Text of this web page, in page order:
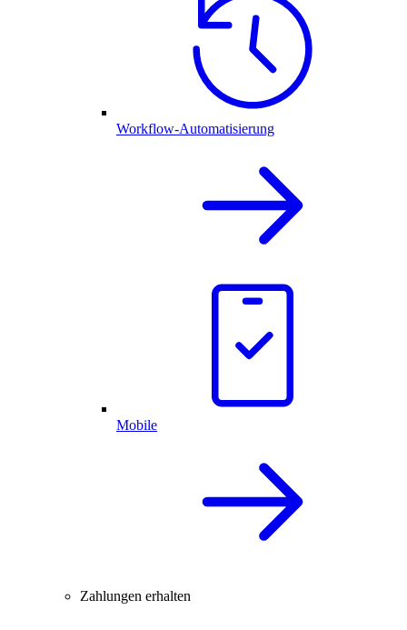
Workflow-Automatisierung
Mobile
Zahlungen erhalten